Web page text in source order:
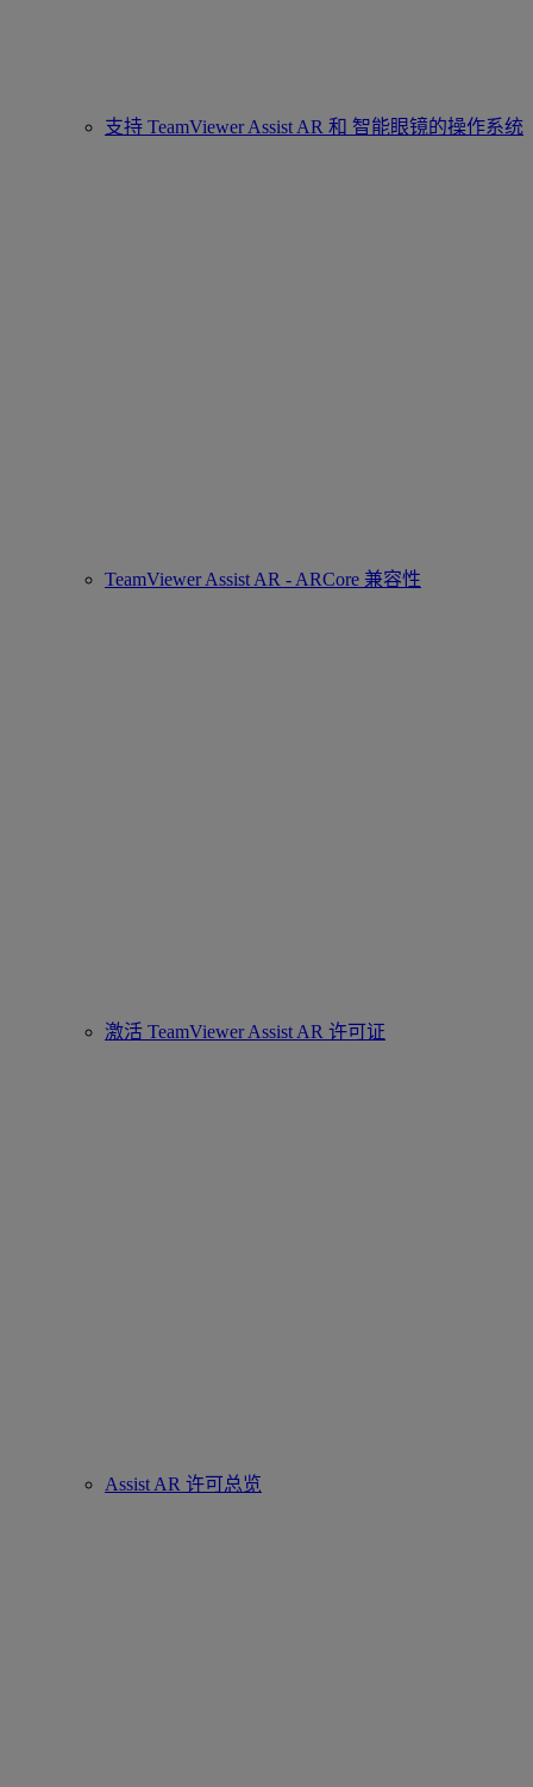
支持 TeamViewer Assist AR 和 智能眼镜的操作系统
TeamViewer Assist AR - ARCore 兼容性
激活 TeamViewer Assist AR 许可证
Assist AR 许可总览